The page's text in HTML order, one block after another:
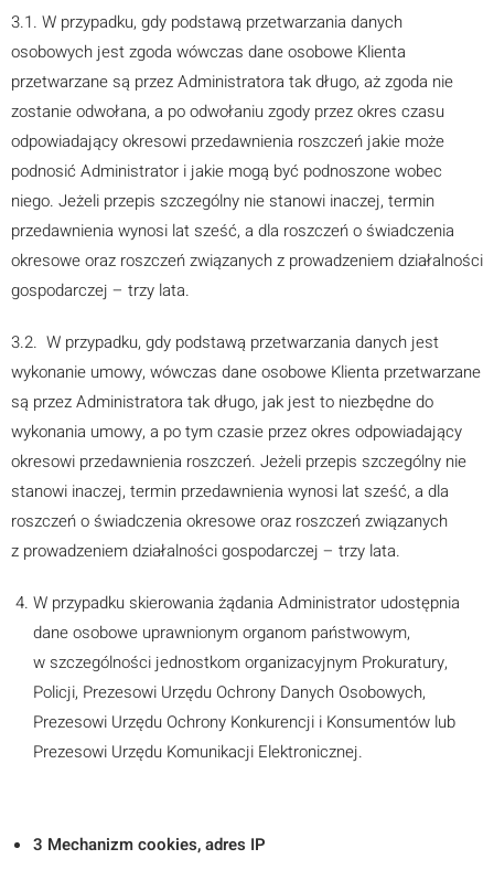
3.1. W przypadku, gdy podstawą przetwarzania danych
osobowych jest zgoda wówczas dane osobowe Klienta
przetwarzane są przez Administratora tak długo, aż zgoda nie
zostanie odwołana, a po odwołaniu zgody przez okres czasu
odpowiadający okresowi przedawnienia roszczeń jakie może
podnosić Administrator i jakie mogą być podnoszone wobec
niego. Jeżeli przepis szczególny nie stanowi inaczej, termin
przedawnienia wynosi lat sześć, a dla roszczeń o świadczenia
okresowe oraz roszczeń związanych z prowadzeniem działalności
gospodarczej – trzy lata.
3.2. W przypadku, gdy podstawą przetwarzania danych jest
wykonanie umowy, wówczas dane osobowe Klienta przetwarzane
są przez Administratora tak długo, jak jest to niezbędne do
wykonania umowy, a po tym czasie przez okres odpowiadający
okresowi przedawnienia roszczeń. Jeżeli przepis szczególny nie
stanowi inaczej, termin przedawnienia wynosi lat sześć, a dla
roszczeń o świadczenia okresowe oraz roszczeń związanych
z prowadzeniem działalności gospodarczej – trzy lata.
W przypadku skierowania żądania Administrator udostępnia
dane osobowe uprawnionym organom państwowym,
w szczególności jednostkom organizacyjnym Prokuratury,
Policji, Prezesowi Urzędu Ochrony Danych Osobowych,
Prezesowi Urzędu Ochrony Konkurencji i Konsumentów lub
Prezesowi Urzędu Komunikacji Elektronicznej.
3 Mechanizm cookies, adres IP